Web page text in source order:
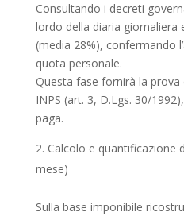
Consultando i decreti
lordo della diaria giornaliera
(media 28%), confermando
quota personale.
Questa fase fornirà la
INPS (art. 3, D.Lgs. 30/
paga.
Calcolo e quantificazione
mese)
Sulla base imponibile